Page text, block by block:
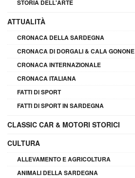
STORIA DELL'ARTE
ATTUALITÀ
CRONACA DELLA SARDEGNA
CRONACA DI DORGALI & CALA GONONE
CRONACA INTERNAZIONALE
CRONACA ITALIANA
FATTI DI SPORT
FATTI DI SPORT IN SARDEGNA
CLASSIC CAR & MOTORI STORICI
CULTURA
ALLEVAMENTO E AGRICOLTURA
ANIMALI DELLA SARDEGNA